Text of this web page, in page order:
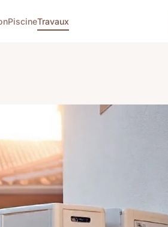
PiscineTravaux